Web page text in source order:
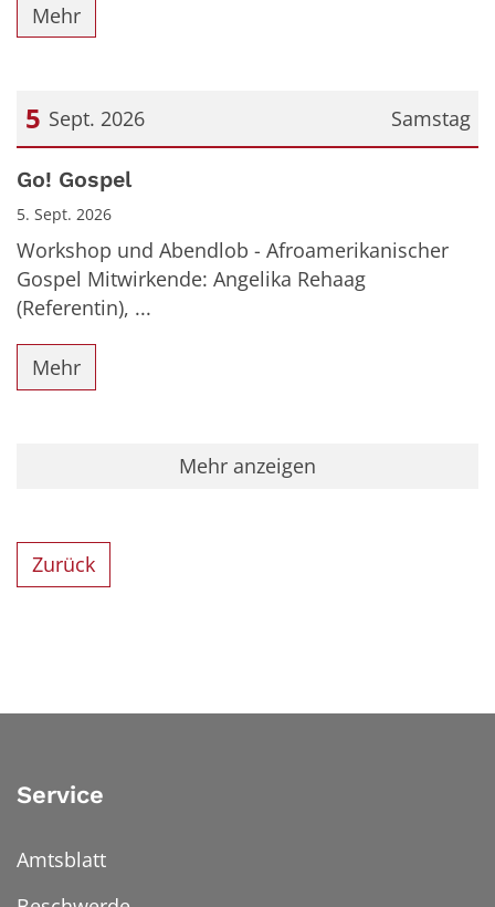
Mehr
Samstag
5 Sept. 2026
Datum: 5. September 2026
Go! Gospel
5. Sept. 2026
Workshop und Abendlob - Afroamerikanischer
Gospel Mitwirkende: Angelika Rehaag
(Referentin), ...
Mehr
Mehr anzeigen
Zurück
Service
Amtsblatt